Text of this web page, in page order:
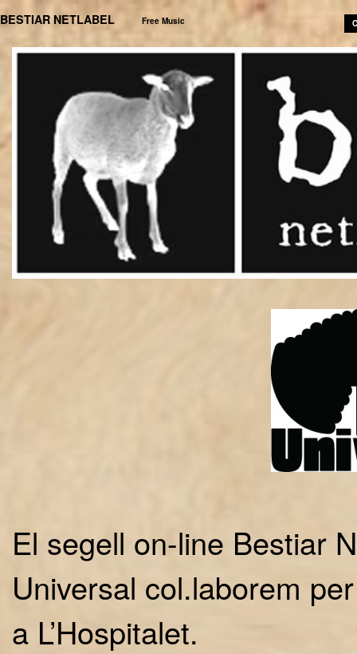
BESTIAR NETLABEL Free Music
El segell on-line Bestiar
Universal col.laborem
a L’Hospitalet.